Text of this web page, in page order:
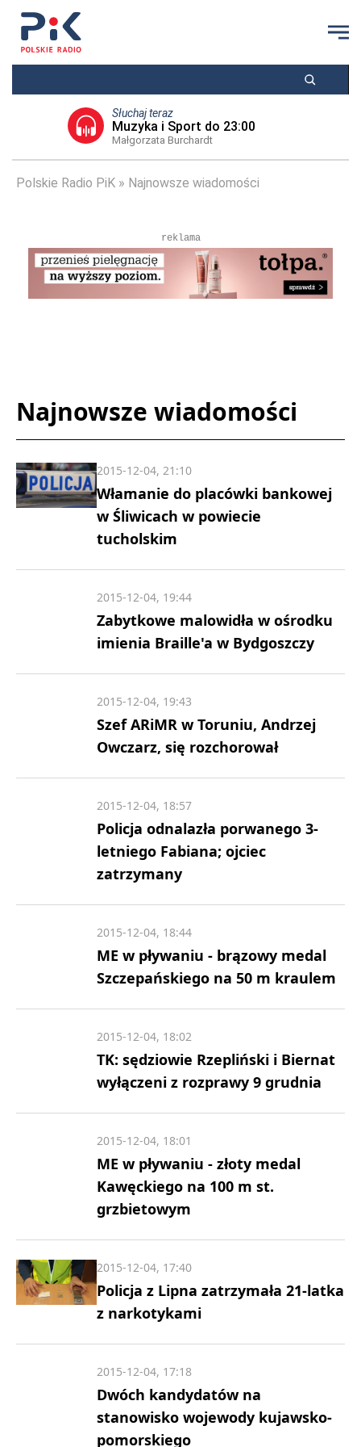
Słuchaj teraz
Muzyka i Sport do 23:00
Małgorzata Burchardt
Polskie Radio PiK Najnowsze wiadomości
reklama
Najnowsze wiadomości
Włamanie do placówki bankowej
w Śliwicach w powiecie
tucholskim
2015-12-04, 21:10
Zabytkowe malowidła w ośrodku
imienia Braille'a w Bydgoszczy
2015-12-04, 19:44
Szef ARiMR w Toruniu, Andrzej
Owczarz, się rozchorował
2015-12-04, 19:43
Policja odnalazła porwanego 3-
letniego Fabiana; ojciec
zatrzymany
2015-12-04, 18:57
ME w pływaniu - brązowy medal
Szczepańskiego na 50 m kraulem
2015-12-04, 18:44
TK: sędziowie Rzepliński i Biernat
wyłączeni z rozprawy 9 grudnia
2015-12-04, 18:02
ME w pływaniu - złoty medal
Kawęckiego na 100 m st.
grzbietowym
2015-12-04, 18:01
Policja z Lipna zatrzymała 21-latka
z narkotykami
2015-12-04, 17:40
Dwóch kandydatów na
stanowisko wojewody kujawsko-
pomorskiego
2015-12-04, 17:18